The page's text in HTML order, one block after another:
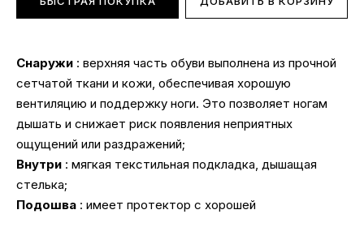
Снаружи : верхняя часть обуви выполнена из прочной
сетчатой ткани и кожи, обеспечивая хорошую
вентиляцию и поддержку ноги. Это позволяет ногам
дышать и снижает риск появления неприятных
ощущений или раздражений;
Внутри : мягкая текстильная подкладка, дышащая
стелька;
Подошва : имеет протектор с хорошей